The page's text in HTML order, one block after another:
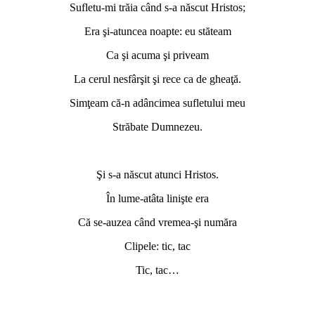
Sufletu-mi trăia când s-a născut Hristos;
Era şi-atuncea noapte: eu stăteam
Ca şi acuma şi priveam
La cerul nesfârşit şi rece ca de gheaţă.
Simţeam că-n adâncimea sufletului meu
Străbate Dumnezeu.
Şi s-a născut atunci Hristos.
În lume-atâta linişte era
Că se-auzea când vremea-şi număra
Clipele: tic, tac
Tic, tac…